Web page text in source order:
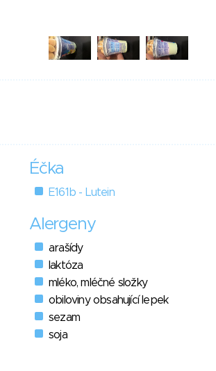
Éčka
E161b - Lutein
Alergeny
arašídy
laktóza
mléko, mléčné složky
obiloviny obsahující lepek
sezam
soja